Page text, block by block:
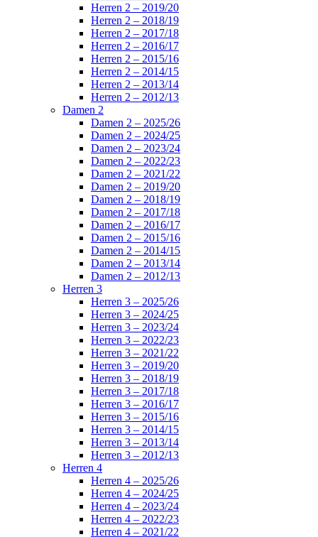
Herren 2 – 2019/20
Herren 2 – 2018/19
Herren 2 – 2017/18
Herren 2 – 2016/17
Herren 2 – 2015/16
Herren 2 – 2014/15
Herren 2 – 2013/14
Herren 2 – 2012/13
Damen 2
Damen 2 – 2025/26
Damen 2 – 2024/25
Damen 2 – 2023/24
Damen 2 – 2022/23
Damen 2 – 2021/22
Damen 2 – 2019/20
Damen 2 – 2018/19
Damen 2 – 2017/18
Damen 2 – 2016/17
Damen 2 – 2015/16
Damen 2 – 2014/15
Damen 2 – 2013/14
Damen 2 – 2012/13
Herren 3
Herren 3 – 2025/26
Herren 3 – 2024/25
Herren 3 – 2023/24
Herren 3 – 2022/23
Herren 3 – 2021/22
Herren 3 – 2019/20
Herren 3 – 2018/19
Herren 3 – 2017/18
Herren 3 – 2016/17
Herren 3 – 2015/16
Herren 3 – 2014/15
Herren 3 – 2013/14
Herren 3 – 2012/13
Herren 4
Herren 4 – 2025/26
Herren 4 – 2024/25
Herren 4 – 2023/24
Herren 4 – 2022/23
Herren 4 – 2021/22